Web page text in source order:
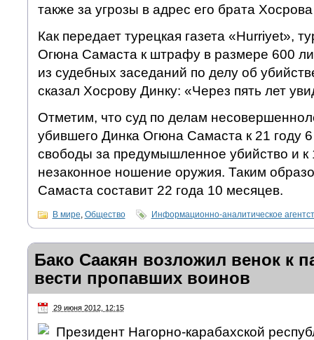
также за угрозы в адрес его брата
Как передает турецкая газета «Hurriyet»,
Огюна Самаста к штрафу в размере 600
из судебных заседаний по делу об
сказал Хосрову Динку: «Через пять лет
Отметим, что суд по делам
убившего Динка Огюна Самаста к 21 году
свободы за предумышленное убийство и к
незаконное ношение оружия. Таким
Самаста составит 22 года 10 месяцев.
В мире, Общество Информационно-аналитическое
Бако Саакян возложил венок к
вести пропавших воинов
29 июня 2012, 12:15
Президент Нагорно-карабахской